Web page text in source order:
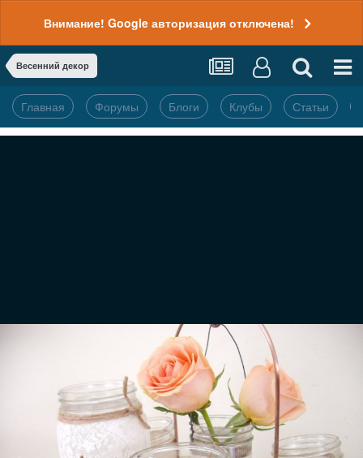
Внимание! Google авторизация отключена!
Весенний декор
Главная Форумы Блоги Клубы Статьи